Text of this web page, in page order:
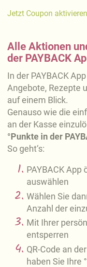
Jetzt Coupon aktivieren
Alle Aktionen
der PAYBACK
In der PAYBACK
Angebote, Rezepte
auf einem Blick.
Genauso wie die
an der Kasse
°Punkte in der
So geht‘s:
PAYBACK App
auswählen
Wählen Sie
Anzahl der
Mit Ihrer
entsperren
QR-Code an
haben Sie Ihre